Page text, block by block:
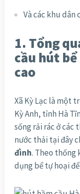
Và các khu dân
1. Tổng
cầu hút
cao
Xã Kỳ Lạc là một
Kỳ Anh, tỉnh Hà
sống rải rác ở các
nước thải tại đây
đình. Theo thống
dụng bể tự hoại